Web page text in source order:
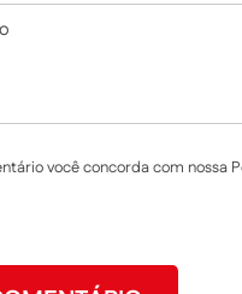
você concorda com nossa